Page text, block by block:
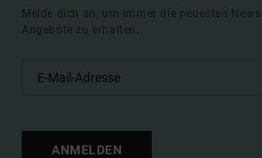
Melde dich an, um immer die neuesten
Angebote zu erhalten.
ANMELDEN